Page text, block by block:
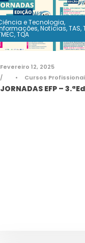
e Tecnologia,
,Notícias,TAS,
,TQA
Fevereiro 12, 2025
•
Cursos
JORNADAS EFP –